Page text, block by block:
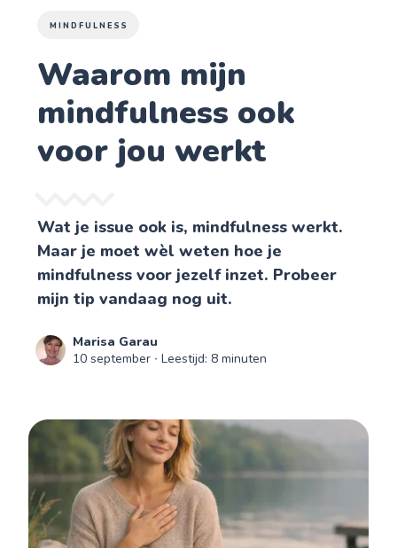
MINDFULNESS
Waarom mijn
mindfulness ook
voor jou werkt
Wat je issue ook is, mindfulness werkt.
Maar je moet wèl weten hoe je
mindfulness voor jezelf inzet. Probeer
mijn tip vandaag nog uit.
Marisa Garau
10 september ∙ Leestijd: 8 minuten